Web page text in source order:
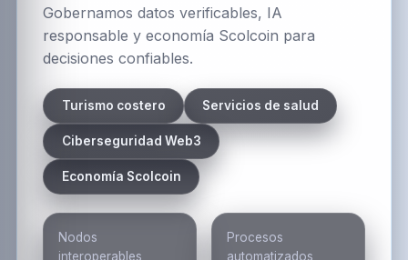
Gobernamos datos verificables, IA
responsable y economía Scolcoin para
decisiones confiables.
Turismo costero Servicios de salud
Ciberseguridad Web3
Economía Scolcoin
Nodos
interoperables
Procesos
automatizados